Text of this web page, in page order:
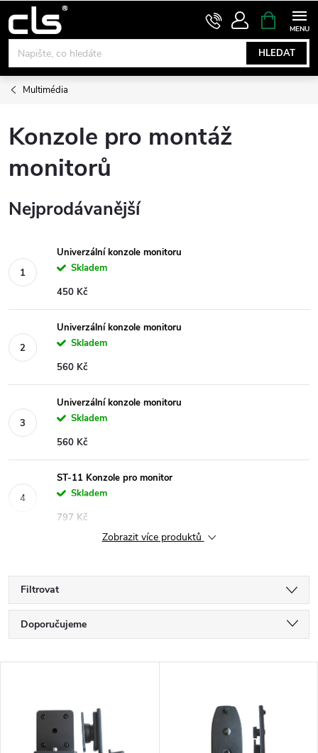
na
obsah
HLEDAT
NÁKUPNÍ
KOŠÍK
Multimédia
Konzole pro montáž
monitorů
Nejprodávanější
Univerzální konzole monitoru
Skladem
450 Kč
Univerzální konzole monitoru
Skladem
560 Kč
Univerzální konzole monitoru
Skladem
560 Kč
ST-11 Konzole pro monitor
Skladem
797 Kč
Zobrazit více produktů
Filtrovat
Ř
a
Doporučujeme
Nejprodávanější
Abecedně